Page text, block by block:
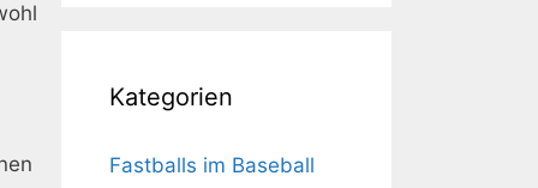
Kategorien
Fastballs im Baseball